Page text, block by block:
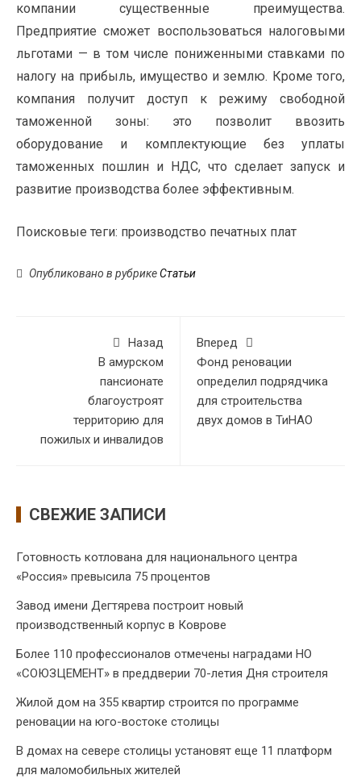
компании существенные преимущества.
Предприятие сможет воспользоваться налоговыми
льготами — в том числе пониженными ставками по
налогу на прибыль, имущество и землю. Кроме того,
компания получит доступ к режиму свободной
таможенной зоны: это позволит ввозить
оборудование и комплектующие без уплаты
таможенных пошлин и НДС, что сделает запуск и
развитие производства более эффективным.
Поисковые теги: производство печатных плат
Опубликовано в рубрикеСтатьи
Назад
В амурском
пансионате
благоустроят
территорию для
пожилых и инвалидов
Вперед
Фонд реновации
определил подрядчика
для строительства
двух домов в ТиНАО
СВЕЖИЕ ЗАПИСИ
Готовность котлована для национального центра
«Россия» превысила 75 процентов
Завод имени Дегтярева построит новый
производственный корпус в Коврове
Более 110 профессионалов отмечены наградами НО
«СОЮЗЦЕМЕНТ» в преддверии 70-летия Дня строителя
Жилой дом на 355 квартир строится по программе
реновации на юго-востоке столицы
В домах на севере столицы установят еще 11 платформ
для маломобильных жителей